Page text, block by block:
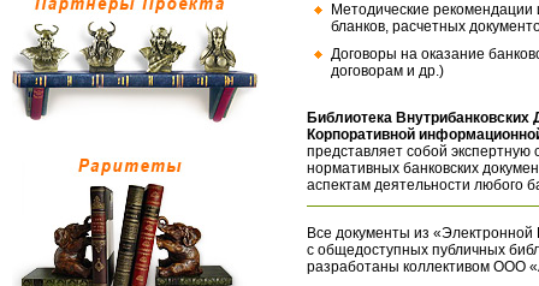
Методические
бланков, расчетных
Договоры на оказание
договорам и др.)
Библиотека
Корпоративной
представляет собой экспертную
нормативных банковских
аспектам деятельности любого
Все документы из «Электронной
с общедоступных публичных
разработаны коллективом ООО